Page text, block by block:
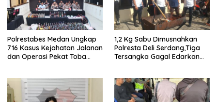
Polrestabes Medan Ungkap
716 Kasus Kejahatan Jalanan
dan Operasi Pekat Toba
1,2 Kg Sabu Dimusnahkan
Polresta Deli Serdang,Tiga
Tersangka Gagal Edarkan